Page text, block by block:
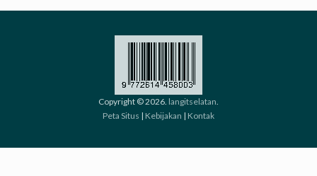
Copyright © 2026. langitselatan
Peta Situs | Kebijakan | Kontak